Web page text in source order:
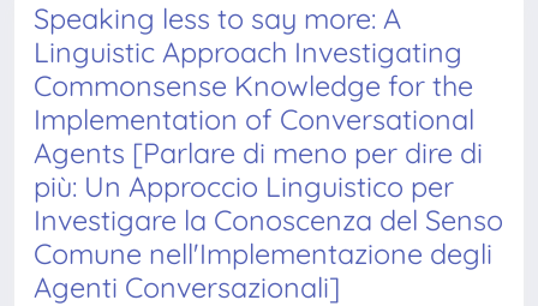
Speaking less to say more: A
Linguistic Approach Investigating
Commonsense Knowledge for the
Implementation of Conversational
Agents [Parlare di meno per dire di
più: Un Approccio Linguistico per
Investigare la Conoscenza del Senso
Comune nell'Implementazione degli
Agenti Conversazionali]